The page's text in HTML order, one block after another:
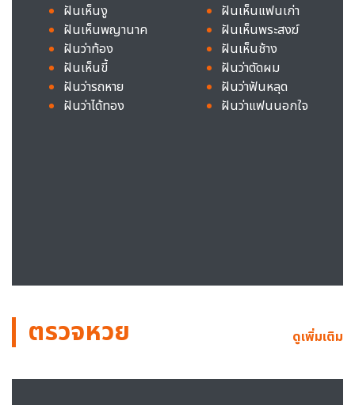
ฝันเห็นงู
ฝันเห็นพญานาค
ฝันว่าท้อง
ฝันเห็นขี้
ฝันว่ารถหาย
ฝันว่าได้ทอง
ฝันเห็นแฟนเก่า
ฝันเห็นพระสงฆ์
ฝันเห็นช้าง
ฝันว่าตัดผม
ฝันว่าฟันหลุด
ฝันว่าแฟนนอกใจ
ตรวจหวย ดูเพิ่มเติม